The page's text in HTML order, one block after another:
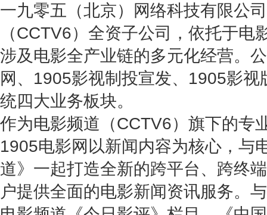
一九零五（北京）网络科技有限公
（CCTV6）全资子公司，依托于电
涉及电影全产业链的多元化经营。
网、1905影视制投宣发、1905影
统四大业务板块。
作为电影频道（CCTV6）旗下的专
1905电影网以新闻内容为核心，与
道》一起打造全新的跨平台、跨终
户提供全面的电影新闻资讯服务。